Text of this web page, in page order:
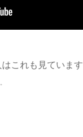
これも見ています